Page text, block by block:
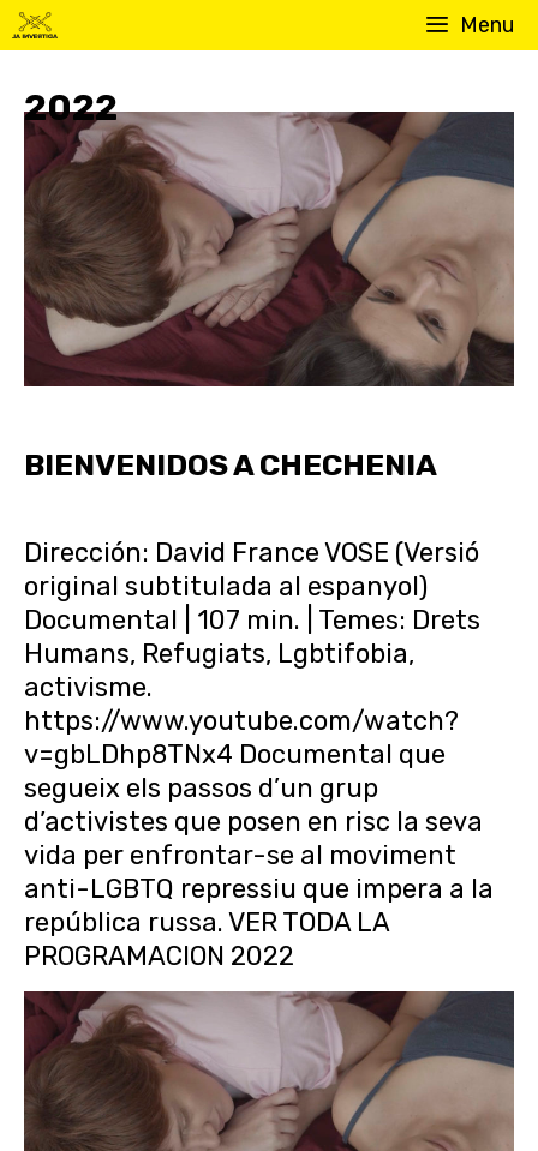
Skip
to
Menu
2022
BIENVENIDOS A CHECHENIA
Dirección: David France VOSE (Versió
original subtitulada al espanyol)
Documental | 107 min. | Temes: Drets
Humans, Refugiats, Lgbtifobia,
activisme.
https://www.youtube.com/watch?
v=gbLDhp8TNx4 Documental que
segueix els passos d’un grup
d’activistes que posen en risc la seva
vida per enfrontar-se al moviment
anti-LGBTQ repressiu que impera a la
república russa. VER TODA LA
PROGRAMACION 2022